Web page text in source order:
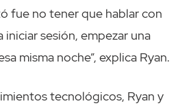
fue no tener que hablar con
iniciar sesión, empezar una
misma noche”, explica Ryan.
tecnológicos, Ryan y